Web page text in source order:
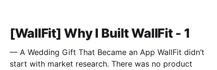
[WallFit] Why I Built WallFit - 1
— A Wedding Gift That Became an App WallFit didn’t
start with market research. There was no product